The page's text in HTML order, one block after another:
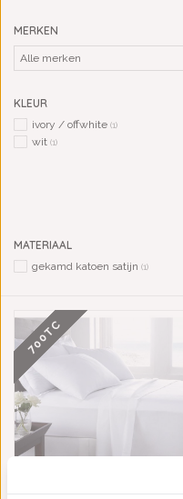
MERKEN
KLEUR
ivory / offwhite (1)
wit (1)
MATERIAAL
gekamd katoen satijn (1)
700TC